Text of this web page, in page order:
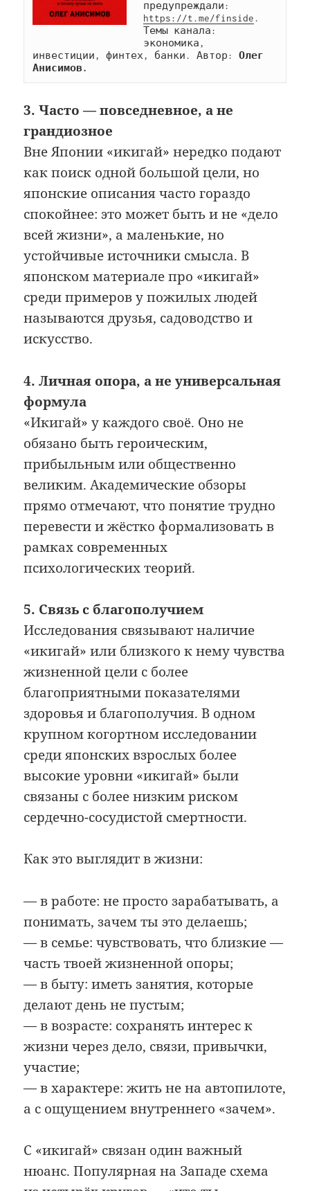
https://t.me/finside.
Темы канала:
экономика,
инвестиции, финтех, банки. Автор: Олег
Анисимов.
3. Часто — повседневное, а не
грандиозное
Вне Японии «икигай» нередко подают
как поиск одной большой цели, но
японские описания часто гораздо
спокойнее: это может быть и не «дело
всей жизни», а маленькие, но
устойчивые источники смысла. В
японском материале про «икигай»
среди примеров у пожилых людей
называются друзья, садоводство и
искусство.
4. Личная опора, а не универсальная
формула
«Икигай» у каждого своё. Оно не
обязано быть героическим,
прибыльным или общественно
великим. Академические обзоры
прямо отмечают, что понятие трудно
перевести и жёстко формализовать в
рамках современных
психологических теорий.
5. Связь с благополучием
Исследования связывают наличие
«икигай» или близкого к нему чувства
жизненной цели с более
благоприятными показателями
здоровья и благополучия. В одном
крупном когортном исследовании
среди японских взрослых более
высокие уровни «икигай» были
связаны с более низким риском
сердечно-сосудистой смертности.
Как это выглядит в жизни:
— в работе: не просто зарабатывать, а
понимать, зачем ты это делаешь;
— в семье: чувствовать, что близкие —
часть твоей жизненной опоры;
— в быту: иметь занятия, которые
делают день не пустым;
— в возрасте: сохранять интерес к
жизни через дело, связи, привычки,
участие;
— в характере: жить не на автопилоте,
а с ощущением внутреннего «зачем».
С «икигай» связан один важный
нюанс. Популярная на Западе схема